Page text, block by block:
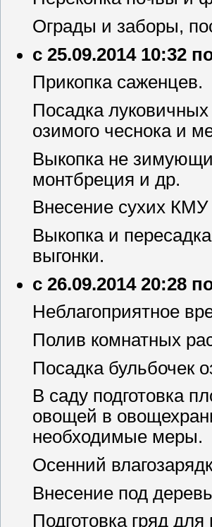
Ограды и заборы,
с 25.09.2014 10:32
Прикопка саженцев.
Посадка
озимого чеснока и
Выкопка не
монтбреция и др.
Внесение сухих
Выкопка и
выгонки.
с 26.09.2014 20:28
Неблагоприятное
Полив комнатных
Посадка бульбочек
В саду подготовка
овощей в
необходимые меры.
Осенний
Внесение под
Подготовка гряд